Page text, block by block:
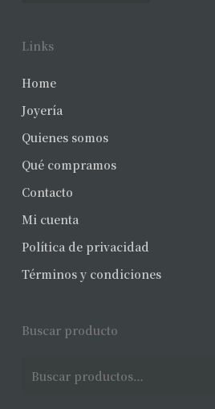
Links
Home
Joyería
Quienes somos
Qué compramos
Contacto
Mi cuenta
Política de privacidad
Términos y condiciones
Buscar producto